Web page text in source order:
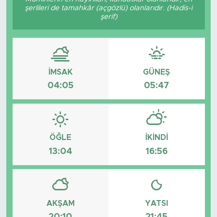
şerlileri de tamahkâr (açgözlü) olanlarıdır. (Hadis-i
şerif)
İMSAK
04:05
GÜNEŞ
05:47
ÖĞLE
13:04
İKINDI
16:56
AKŞAM YATSI
Magazin
Sektör